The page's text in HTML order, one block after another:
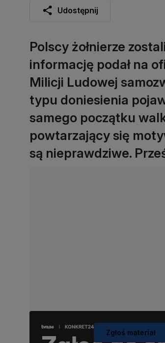
Udostępnij
Polscy żołnierze
informację podał na
Milicji Ludowej
typu doniesienia
samego początku
powtarzający się
są nieprawdziwe.
Zgłoś materiał